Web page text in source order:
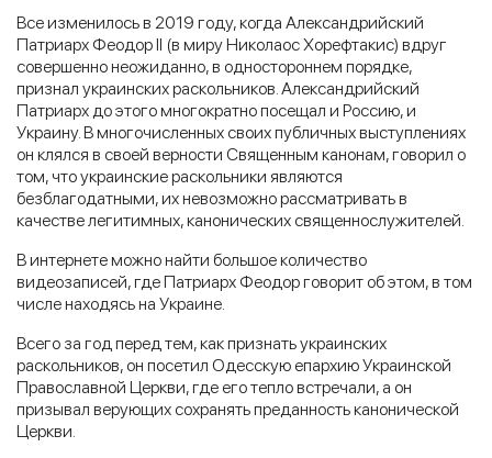
Все изменилось в 2019 году, когда Александрийский
Патриарх Феодор II (в миру Николаос Хорефтакис) вдруг
совершенно неожиданно, в одностороннем порядке,
признал украинских раскольников. Александрийский
Патриарх до этого многократно посещал и Россию, и
Украину. В многочисленных своих публичных выступлениях
он клялся в своей верности Священным канонам, говорил о
том, что украинские раскольники являются
безблагодатными, их невозможно рассматривать в
качестве легитимных, канонических священнослужителей.
В интернете можно найти большое количество
видеозаписей, где Патриарх Феодор говорит об этом, в том
числе находясь на Украине.
Всего за год перед тем, как признать украинских
раскольников, он посетил Одесскую епархию Украинской
Православной Церкви, где его тепло встречали, а он
призывал верующих сохранять преданность канонической
Церкви.